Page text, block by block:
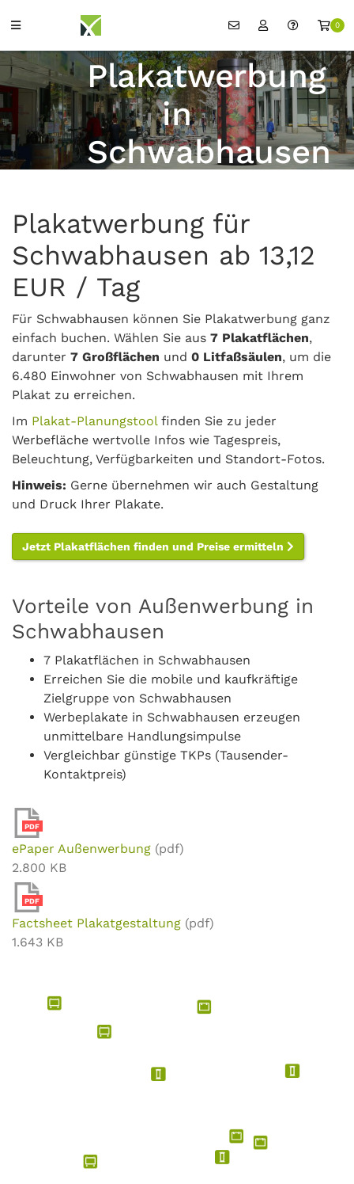
0
Plakatwerbung
in
Schwabhausen
Plakatwerbung für
Schwabhausen ab 13,12
EUR / Tag
Für Schwabhausen können Sie Plakatwerbung ganz
einfach buchen. Wählen Sie aus 7 Plakatflächen,
darunter 7 Großflächen und 0 Litfaßsäulen, um die
6.480 Einwohner von Schwabhausen mit Ihrem
Plakat zu erreichen.
Im Plakat-Planungstoolfinden Sie zu jeder
Werbefläche wertvolle Infos wie Tagespreis,
Beleuchtung, Verfügbarkeiten und Standort-Fotos.
Hinweis: Gerne übernehmen wir auch Gestaltung
und Druck Ihrer Plakate.
Jetzt Plakatflächen finden und Preise ermitteln
Vorteile von Außenwerbung in
Schwabhausen
7 Plakatflächen in Schwabhausen
Erreichen Sie die mobile und kaufkräftige
Zielgruppe von Schwabhausen
Werbeplakate in Schwabhausen erzeugen
unmittelbare Handlungsimpulse
Vergleichbar günstige TKPs (Tausender-
Kontaktpreis)
PDF
ePaper Außenwerbung (pdf)
2.800 KB
PDF
Factsheet Plakatgestaltung (pdf)
1.643 KB